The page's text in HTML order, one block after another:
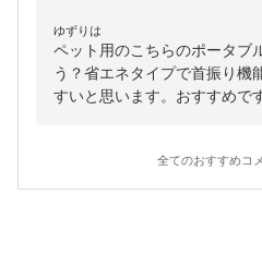
ゆずりは
ペット用のこちらのポータブ
う？省エネタイプで首振り機
すいと思います。おすすめで
全てのおすすめコ